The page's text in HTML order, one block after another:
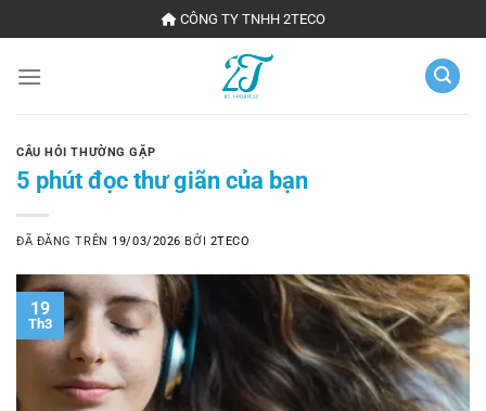
đến
nội
CÔNG TY TNHH 2TECO
CÂU HỎI THƯỜNG GẶP
5 phút đọc thư giãn của bạn
ĐÃ ĐĂNG TRÊN 19/03/2026 BỞI 2TECO
19
Th3